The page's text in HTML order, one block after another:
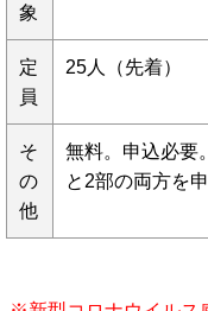
象
定
員
25人（先着）
そ
の
他
無料。申込必要
と2部の両方を